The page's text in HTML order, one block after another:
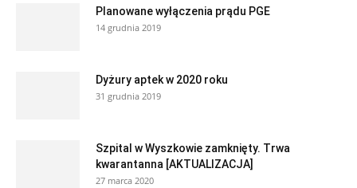
Planowane wyłączenia prądu PGE
14 grudnia 2019
Dyżury aptek w 2020 roku
31 grudnia 2019
Szpital w Wyszkowie zamknięty. Trwa
kwarantanna [AKTUALIZACJA]
27 marca 2020